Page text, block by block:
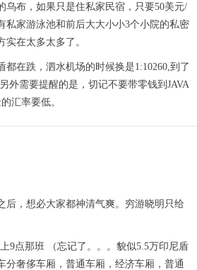
乌布，如果只是住私家民宿，只要50美元/
私家游泳池和前后大大小小3个小院的私密
实在太多太多了。
都在跌，泗水机场的时候换是1:10260,到了
外需要提醒的是，切记不要带零钱到JAVA
汇率要低。
后，想必大家都神清气爽。穷游晓明只给
9点那班 （忘记了。。。貌似5.5万印尼盾
分奢侈车厢，普通车厢，经济车厢，普通